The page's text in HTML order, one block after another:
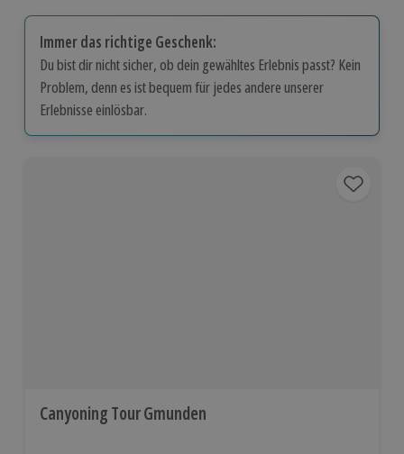
Immer das richtige Geschenk:
Du bist dir nicht sicher, ob dein gewähltes Erlebnis passt? Kein
Problem, denn es ist bequem für jedes andere unserer
Erlebnisse einlösbar.
Canyoning Tour Gmunden